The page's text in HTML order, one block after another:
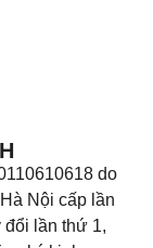
do
Nội cấp lần
đổi lần thứ 1,